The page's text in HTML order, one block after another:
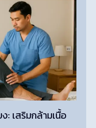
เสริมกล้ามเนื้อ